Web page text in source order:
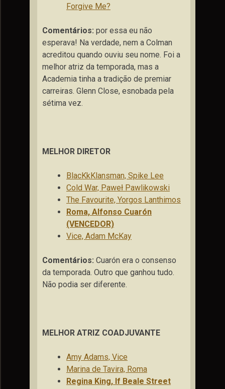
Forgive Me?
Comentários: por essa eu não
esperava! Na verdade, nem a Colman
acreditou quando ouviu seu nome. Foi a
melhor atriz da temporada, mas a
Academia tinha a tradição de premiar
carreiras. Glenn Close, esnobada pela
sétima vez.
MELHOR DIRETOR
BlacKkKlansman, Spike Lee
Cold War, Paweł Pawlikowski
The Favourite, Yorgos Lanthimos
Roma, Alfonso Cuarón
(VENCEDOR)
Vice, Adam McKay
Comentários: Cuarón era o consenso
da temporada. Outro que ganhou tudo.
Não podia ser diferente.
MELHOR ATRIZ COADJUVANTE
Amy Adams, Vice
Marina de Tavira, Roma
Regina King, If Beale Street